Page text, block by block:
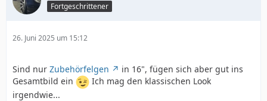
Fortgeschrittener
26. Juni 2025 um 15:12
Sind nur Zubehörfelgen
in 16", fügen sich aber gut ins
Gesamtbild ein
Ich mag den klassischen Look
irgendwie...